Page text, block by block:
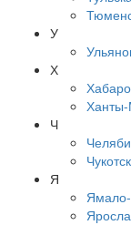
У
Х
Ханты-
Ч
Я